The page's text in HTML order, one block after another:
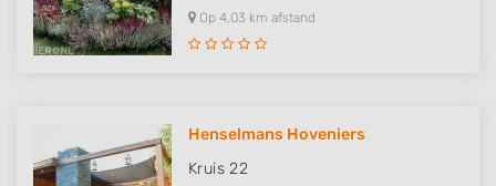
Op 4,03 km afstand
Henselmans Hoveniers
Kruis 22